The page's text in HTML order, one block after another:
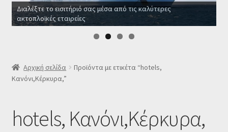
Manage Subscriptions
SLIDER
Δελτίο νέων
Διαλέξτε το εισιτήριό σας μέσα από τις καλύτερες
ακτοπλοϊκές εταιρείες
Αρχική σελίδα
Προϊόντα με ετικέτα “hotels,
Κανόνι,Κέρκυρα,”
hotels, Κανόνι,Κέρκυρα,